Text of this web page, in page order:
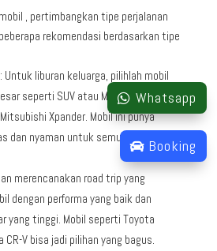
, pertimbangkan tipe perjalanan
rekomendasi berdasarkan tipe
Untuk liburan keluarga, pilihlah mobil
seperti SUV atau MPV, seperti
Xpander. Mobil ini punya
dan nyaman untuk semua
merencanakan road trip yang
dengan performa yang baik dan
yang tinggi. Mobil seperti Toyota
V bisa jadi pilihan yang bagus.
Whatsapp
Booking